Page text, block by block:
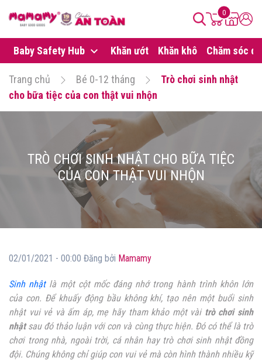
0
Baby Safety Hub Khăn ướt Khăn khô Chăm sóc da
Trang chủ Bé 0-12 tháng
Trò chơi sinh nhật
cho bữa tiệc của con thật vui nhộn
TRÒ CHƠI SINH NHẬT CHO BỮA TIỆC
CỦA CON THẬT VUI NHỘN
02/01/2021 - 00:00 Đăng bởi Mamamy
Sinh nhậtlà một cột mốc đáng nhớ trong hành trình khôn lớn
của con. Để khuấy động bầu không khí, tạo nên một buổi sinh
nhật vui vẻ và ấm áp, mẹ hãy tham khảo một vài trò chơi sinh
nhậtsau đó thảo luận với con và cùng thực hiện. Đó có thể là trò
chơi trong nhà, ngoài trời, cá nhân hay trò chơi sinh nhật đồng
đội. Chúng không chỉ giúp con vui vẻ mà còn hình thành nhiều kỹ